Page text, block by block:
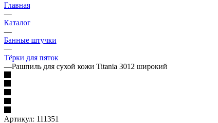
Главная
—
Каталог
—
Банные штучки
—
Тёрки для пяток
—Рашпиль для сухой кожи Titania 3012 широкий
Артикул: 111351